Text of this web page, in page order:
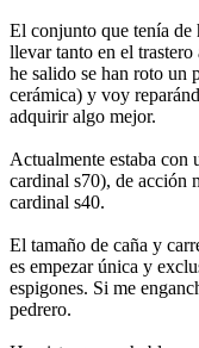
El conjunto que tenía de
llevar tanto en el
he salido se han roto un
cerámica) y voy
adquirir algo mejor.
Actualmente estaba con
cardinal s70), de acción
cardinal s40.
El tamaño de caña y
es empezar única y
espigones. Si me
pedrero.